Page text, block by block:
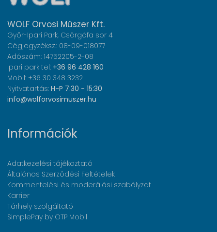
WOLF Orvosi Műszer Kft.
Győr-Ipari Park, Csörgőfa sor 4
Cégjegyzéksz.: 08-09-018077
Adószám: 14752205-2-08
Ipari park tel: +36 96 428 160
Mobil: +36 30 348 3232
Nyitvatartás: H-P 7:30 - 15:30
info@wolforvosimuszer.hu
Információk
Adatkezelési tájékoztató
Általános Szerződési Feltételek
Kommentelési és moderálási szabályzat
Karrier
Tárhely szolgáltató
SimplePay by OTP Mobil